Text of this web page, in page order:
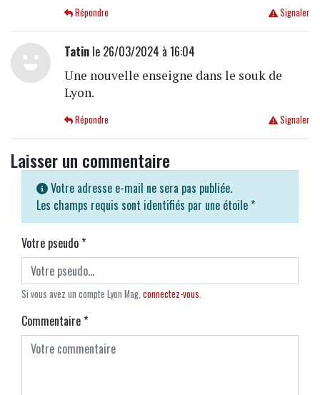
Signaler
Répondre
Tatinle 26/03/2024 à 16:04
Une nouvelle enseigne dans le souk de
Lyon.
Signaler
Répondre
Laisser un commentaire
Votre adresse e-mail ne sera pas publiée.
Les champs requis sont identifiés par une étoile *
Votre pseudo*
Si vous avez un compte Lyon Mag, connectez-vous.
Commentaire*